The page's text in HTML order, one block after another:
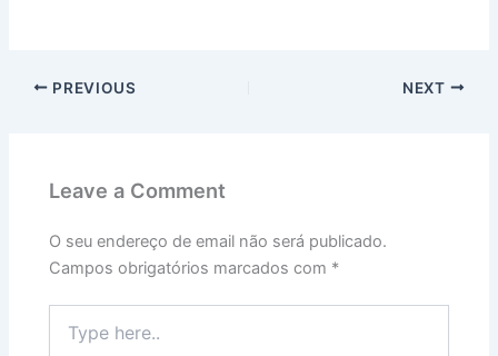
PREVIOUS NEXT
Leave a Comment
O seu endereço de email não será publicado.
Campos obrigatórios marcados com *
here..